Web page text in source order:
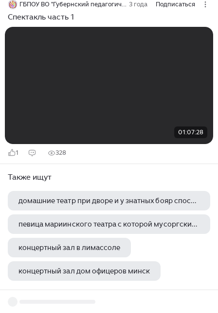
"Артаксерксово действо". 17 октября 1672 г. в
подмосковном селе Преображенское, в только что
отстроенной "Комедийной хоромине" играли пьесу по
3 года Подписаться
Спектакль часть 1
01:07:28
1 328
Также ищут
домашние театр при дворе и у знатных бояр способствовали появлению на сцене
певица мариинского театра с которой мусоргский совершил концертную поездку по южным городам россии
концертный зал в лимассоле
концертный зал дом офицеров минск